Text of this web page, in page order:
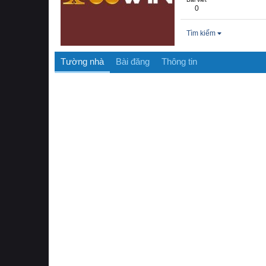
0
Tìm kiếm
Tường nhà Bài đăng Thông tin